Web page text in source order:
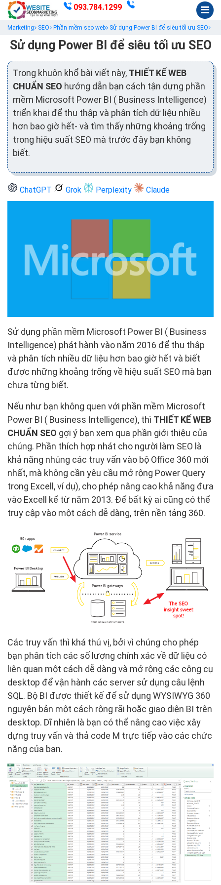
093.784.1299
Marketing SEO Phần mềm seo web Sử dụng Power BI để siêu tối ưu SEO
Sử dụng Power BI để siêu tối ưu SEO
Trong khuôn khổ bài viết này, THIẾT KẾ WEB
CHUẨN SEO hướng dẫn bạn cách tận dựng phần
mềm Microsoft Power BI ( Business Intelligence)
triển khai để thu thập và phân tích dữ liệu nhiều
hơn bao giờ hết- và tìm thấy những khoảng trống
trong hiệu suất SEO mà trước đây bạn không
biết.
ChatGPT Grok Perplexity Claude
Sử dụng phần mềm Microsoft Power BI ( Business
Intelligence) phát hành vào năm 2016 để thu thập
và phân tích nhiều dữ liệu hơn bao giờ hết và biết
được những khoảng trống về hiệu suất SEO mà bạn
chưa từng biết.
Nếu như bạn không quen với phần mềm Microsoft
Power BI ( Business Intelligence), thì THIẾT KẾ WEB
CHUẨN SEO gợi ý bạn xem qua phần giới thiệu của
chúng. Phần thích hợp nhát cho người làm SEO là
khả năng nhúng các truy vấn vào bộ Office 360 mới
nhất, mà không cần yêu cầu mở rộng Power Query
trong Excell, ví dụ), cho phép nâng cao khả năng đưa
vào Excell kể từ năm 2013. Để bất kỳ ai cũng có thể
truy cập vào một cách dễ dàng, trên nền tảng 360.
Các truy vấn thì khá thú vị, bởi vì chúng cho phép
bạn phân tích các số lượng chính xác về dữ liệu có
liên quan một cách dễ dàng và mở rộng các công cụ
desktop để vận hành các server sử dụng câu lệnh
SQL. Bộ BI được thiết kế để sử dụng WYSIWYG 360
nguyên bản một cách rộng rãi hoặc giao diện BI trên
desktop. Dĩ nhiên là bạn có thể nâng cao việc xây
dựng truy vấn và thả code M trực tiếp vào các chức
năng của bạn.